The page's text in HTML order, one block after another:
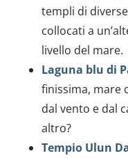
templi di
collocati a
livello del mare.
Laguna blu di
finissima, mare
dal vento e dal
altro?
Tempio Ulun